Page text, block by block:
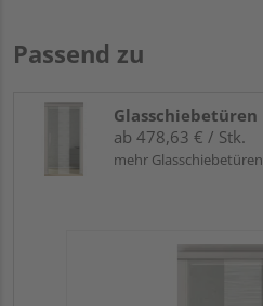
Passend zu
Glasschiebetüren
ab 478,63 € / Stk.
mehr Glasschiebetüren